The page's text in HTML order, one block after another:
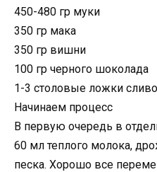
450-480 гр муки
350 гр мака
350 гр вишни
100 гр черного шоколада
1-3 столовые ложки
Начинаем процесс
В первую очередь в
60 мл теплого молока,
песка. Хорошо все